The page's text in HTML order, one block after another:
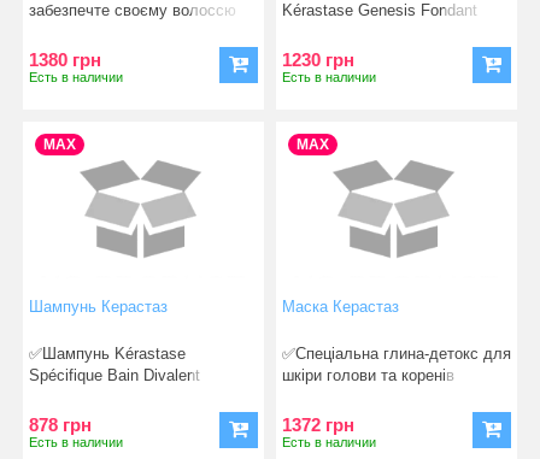
забезпечте своєму волоссю
1380 грн
Есть в наличии
Kérastase Genesis Fondant
1230 грн
Есть в наличии
MAX
Шампунь Керастаз
✅Шампунь Kérastase
Spécifique Bain Divalent
878 грн
Есть в наличии
MAX
Маска Керастаз
✅Спеціальна глина-детокс для
шкіри голови та коренів
1372 грн
Есть в наличии